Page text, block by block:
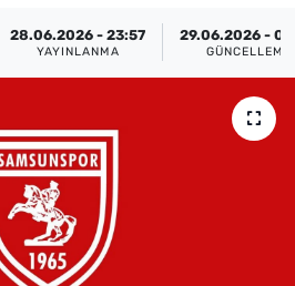
28.06.2026 - 23:57
YAYINLANMA
29.06.2026 -
GÜNCELLEME